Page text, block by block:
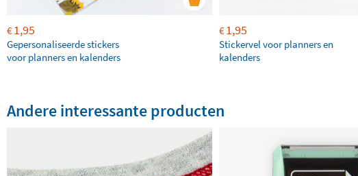
€1,95
Gepersonaliseerde stickers
voor planners en kalenders
€1,95
Stickervel voor planners en
kalenders
Andere interessante producten